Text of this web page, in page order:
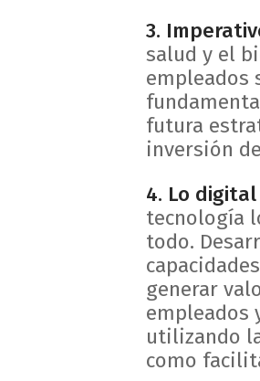
3.
salud y el
empleados
futura
inversión de
4. Lo
tecnología
todo.
generar
empleados
utilizando
como